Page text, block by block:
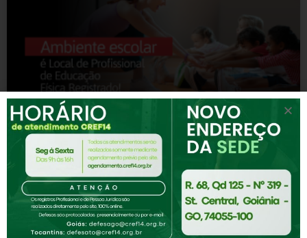
Ambiente escolar: somente
profissionais de Educação Física
registrados!
No ambiente escolar, a presença de profissionais de
Educação Física é fundamental para promover o
desenvolvimento integral dos alunos. No Conselho